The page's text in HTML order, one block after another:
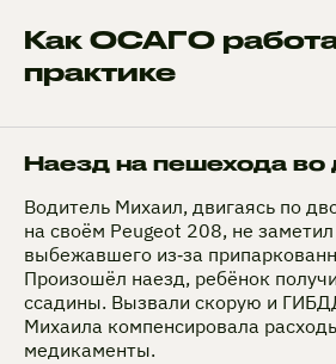
Как ОСАГО
практике
Наезд на пешехода во
Водитель Михаил, двигаясь по
на своём Peugeot 208, не
выбежавшего из‑за
Произошёл наезд, ребёнок
ссадины. Вызвали скорую и
Михаила компенсировала
медикаменты.